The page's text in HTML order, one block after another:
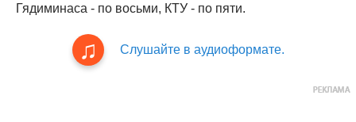
Гядиминаса - по восьми, КТУ - по пяти.
Слушайте в аудиоформате.